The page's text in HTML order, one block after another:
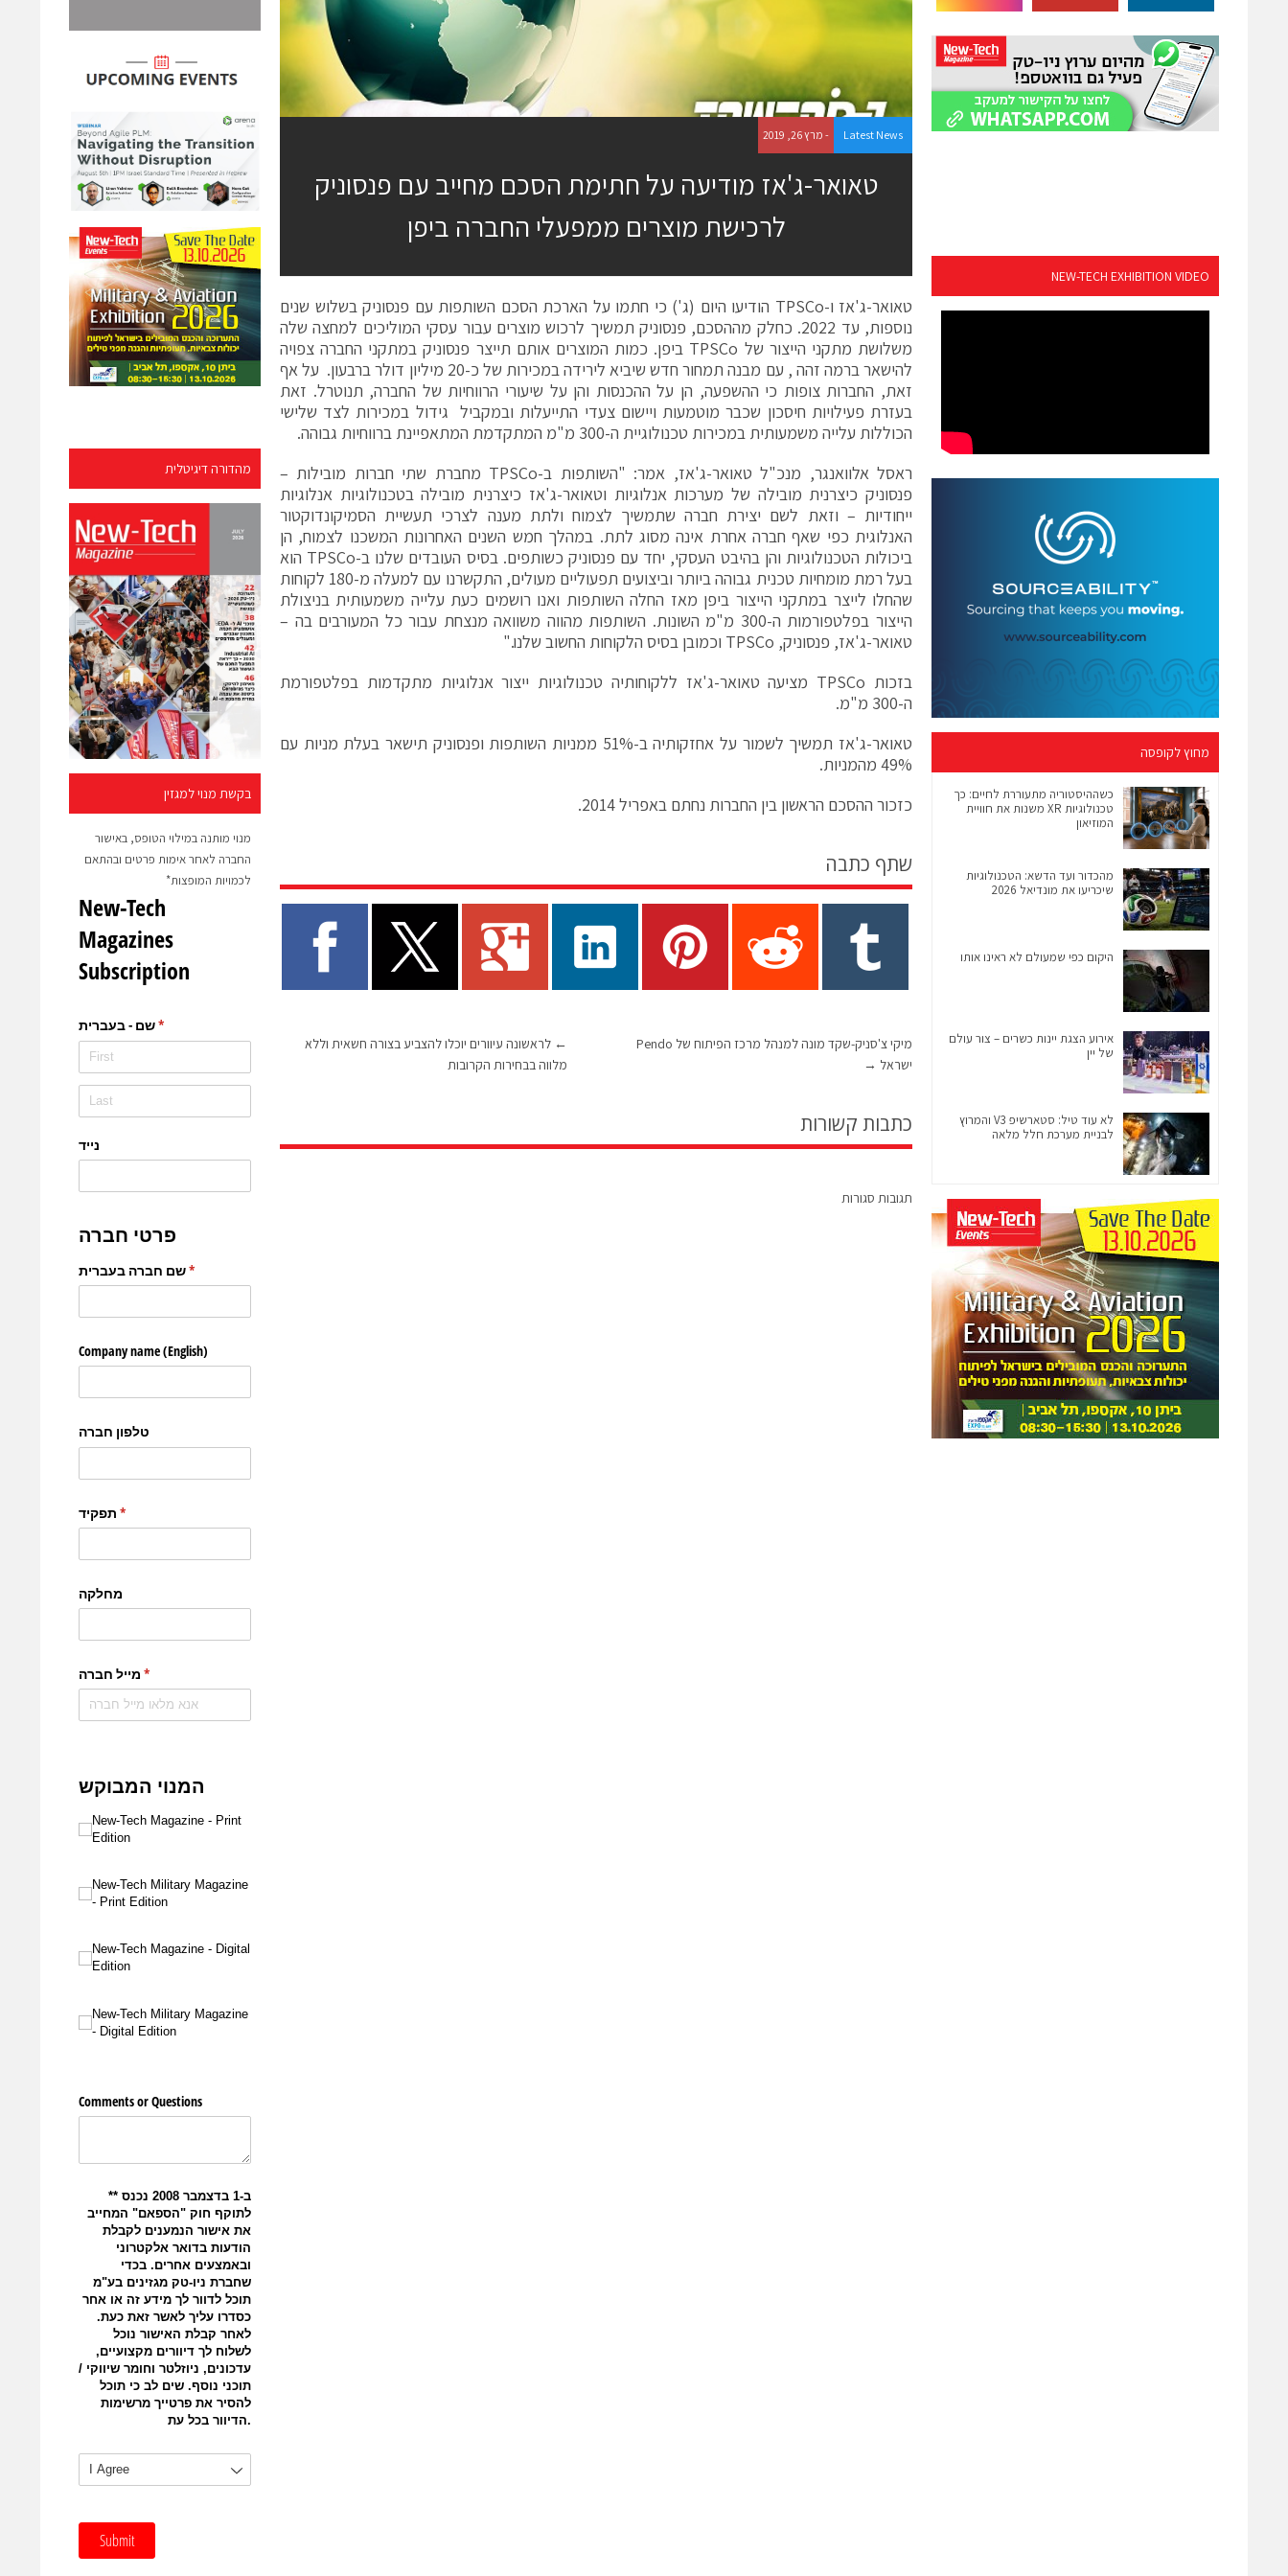
מהדורה דיגיטלית
בקשת מנוי למגזין
מנוי מותנה במילוי הטופס, באישור
החברה לאחר אימות פרטים ובהתאם
לכמויות המופצות*
Latest News - מרץ 26, 2019
טאואר-ג'אז מודיעה על חתימת הסכם מחייב עם פנסוניק
לרכישת מוצרים ממפעלי החברה ביפן
טאואר-ג'אז ו-TPSCo הודיעו היום (ג') כי חתמו על הארכת הסכם השותפות עם פנסוניק בשלוש שנים
נוספות, עד 2022. כחלק מההסכם, פנסוניק תמשיך לרכוש מוצרים עבור עסקי המוליכים למחצה שלה
משלושת מתקני הייצור של TPSCo ביפן. כמות המוצרים אותם תייצר פנסוניק במתקני החברה צפויה
להישאר ברמה זהה , עם מבנה תמחור חדש שיביא לירידה במכירות של כ-20 מיליון דולר ברבעון. על אף
זאת, החברות צופות כי ההשפעה, הן על ההכנסות והן על שיעורי הרווחיות של החברה, תנוטרל. זאת
בעזרת פעילויות חיסכון שכבר מוטמעות ויישום צעדי התייעלות ובמקביל גידול במכירות לצד שלישי
הכוללות עלייה משמעותית במכירות טכנולוגיית ה-300 מ"מ המתקדמת המתאפיינת ברווחיות גבוהה.
ראסל אלוואנגר, מנכ"ל טאואר-ג'אז, אמר: "השותפות ב-TPSCo מחברת שתי חברות מובילות –
פנסוניק כיצרנית מובילה של מערכות אנלוגיות וטאואר-ג'אז כיצרנית מובילה בטכנולוגיות אנלוגיות
ייחודיות – וזאת לשם יצירת חברה שתמשיך לצמוח ולתת מענה לצרכי תעשיית הסמיקונדוקטור
האנלוגית כפי שאף חברה אחרת אינה מסוג לתת. במהלך חמש השנים האחרונות המשכנו לצמוח, הן
ביכולות הטכנולוגיות והן בהיבט העסקי, יחד עם פנסוניק כשותפים. בסיס העובדים שלנו ב-TPSCo הוא
בעל רמת מומחיות טכנית גבוהה ביותר וביצועים תפעוליים מעולים, התקשרנו עם למעלה מ-180 לקוחות
שהחלו לייצר במתקני הייצור ביפן מאז החלה השותפות ואנו רושמים כעת עלייה משמעותית בניצולת
הייצור בפלטפורמות ה-300 מ"מ השונות. השותפות מהווה משוואה מנצחת עבור כל המעורבים בה –
טאואר-ג'אז, פנסוניק, TPSCo וכמובן בסיס הלקוחות החשוב שלנו."
בזכות TPSCo מציעה טאואר-ג'אז ללקוחותיה טכנולוגיות ייצור אנלוגיות מתקדמות בפלטפורמת
ה-300 מ"מ.
טאואר-ג'אז תמשיך לשמור על אחזקותיה ב-51% ממניות השותפות ופנסוניק תישאר בעלת מניות עם
49% מהמניות.
כזכור ההסכם הראשון בין החברות נחתם באפריל 2014.
שתף כתבה
← לראשונה עיוורים יוכלו להצביע בצורה חשאית וללא
מלווה בבחירות הקרובות
מיקי צ'סניק-שקד מונה למנהל מרכז הפיתוח של Pendo
ישראל →
כתבות קשורות
תגובות סגורות
NEW-TECH EXHIBITION VIDEO
מחוץ לקופסה
כשההיסטוריה מתעוררת לחיים: כך
טכנולוגיות XR משנות את חוויית
המוזיאון
מהכדור ועד הדשא: הטכנולוגיות
שיכריעו את מונדיאל 2026
היקום כפי שמעולם לא ראינו אותו
אירוע הצגת יינות כשרים – צור עולם
של יין
לא עוד טיל: סטארשיפ V3 והמרוץ
לבניית מערכת חלל מלאה